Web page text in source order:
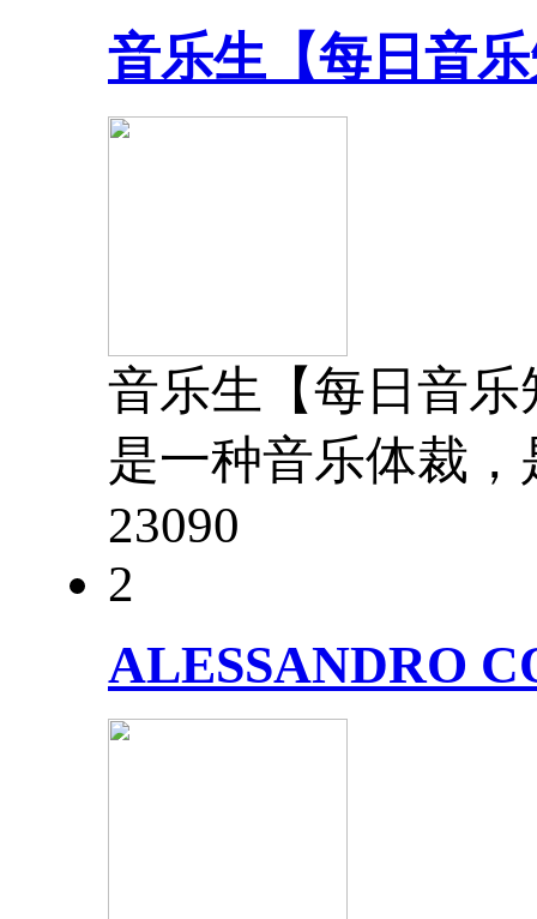
音乐生【每日音
音乐生【每日音乐
是一种音乐体裁
23090
2
ALESSANDRO